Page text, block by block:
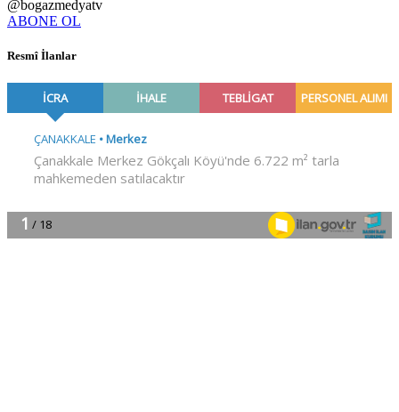
@bogazmedyatv
ABONE OL
Resmî İlanlar